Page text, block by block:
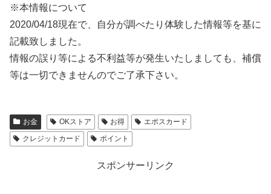
※本情報について
2020/04/18現在で、自分が調べたり体験した情報等を基に
記載致しました。
情報の誤り等による不利益等が発生いたしましても、補償
等は一切できませんのでご了承下さい。
お金 OKストア お得
エポスカード
クレジットカード
ポイント
スポンサーリンク